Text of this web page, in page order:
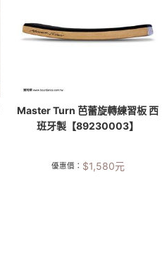
Master Turn 芭蕾旋轉練習板 西
班牙製【89230003】
優惠價： $1,580元